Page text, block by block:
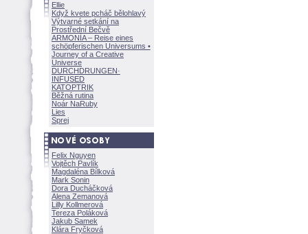
Ellie
Když kvete pcháč bělohlavý
Výtvarné setkání na
Prostřední Bečvě
ARMONÍA – Reise eines
schöpferischen Universums •
Journey of a Creative
Universe
DURCHDRUNGEN·
INFUSED
KATOPTRIK
Běžná rutina
Noár NaRuby
Lies
Sprej
Felix Nguyen
Vojtěch Pavlík
Magdaléna Bílkov
Mark Sonin
Dora Ducháčkov
Alena Zemanov
Lilly Kollmerov
Tereza Polákov
Jakub Samek
Klára Fryčkov